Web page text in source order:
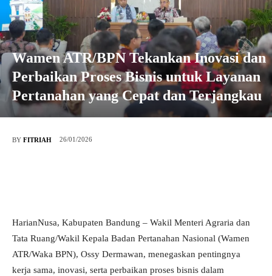
Wamen ATR/BPN Tekankan Inovasi dan
Perbaikan Proses Bisnis untuk Layanan
Pertanahan yang Cepat dan Terjangkau
BY FITRIAH 26/01/2026
HarianNusa, Kabupaten Bandung – Wakil Menteri Agraria dan
Tata Ruang/Wakil Kepala Badan Pertanahan Nasional (Wamen
ATR/Waka BPN), Ossy Dermawan, menegaskan pentingnya
kerja sama, inovasi, serta perbaikan proses bisnis dalam